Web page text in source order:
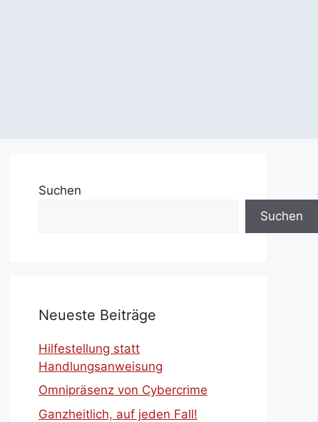
Suchen
Suchen
Neueste Beiträge
Hilfestellung statt
Handlungsanweisung
Omnipräsenz von Cybercrime
Ganzheitlich, auf jeden Fall!